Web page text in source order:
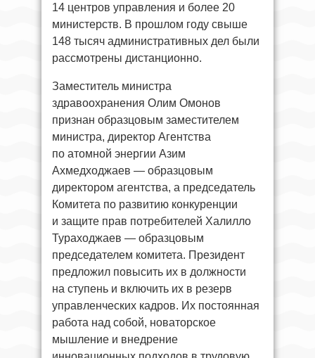
14 центров управления и более 20
министерств. В прошлом году свыше
148 тысяч административных дел были
рассмотрены дистанционно.
Заместитель министра
здравоохранения Олим Омонов
признан образцовым заместителем
министра, директор Агентства
по атомной энергии Азим
Ахмедходжаев — образцовым
директором агентства, а председатель
Комитета по развитию конкуренции
и защите прав потребителей Халилло
Тураходжаев — образцовым
председателем комитета. Президент
предложил повысить их в должности
на ступень и включить их в резерв
управленческих кадров. Их постоянная
работа над собой, новаторское
мышление и внедрение